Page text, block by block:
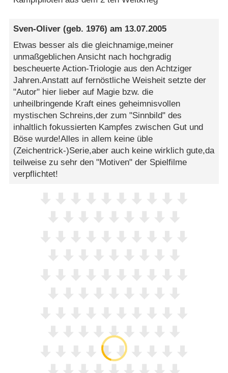
Sven-Oliver (geb. 1976) am 13.07.2005
Etwas besser als die gleichnamige,meiner
unmaßgeblichen Ansicht nach hochgradig
bescheuerte Action-Triologie aus den Achtziger
Jahren.Anstatt auf fernöstliche Weisheit setzte der
"Autor" hier lieber auf Magie bzw. die
unheilbringende Kraft eines geheimnisvollen
mystischen Schreins,der zum "Sinnbild" des
inhaltlich fokussierten Kampfes zwischen Gut und
Böse wurde!Alles in allem keine üble
(Zeichentrick-)Serie,aber auch keine wirklich gute,da
teilweise zu sehr den "Motiven" der Spielfilme
verpflichtet!